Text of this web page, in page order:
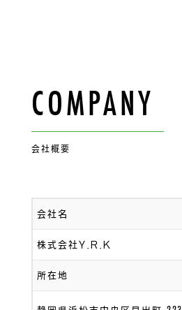
COMPANY
会社概要
会社名
株式会社Y.R.K
所在地